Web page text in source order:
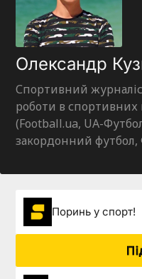
Олександр
Спортивний
роботи в спортивних
(Football.ua, UA-
закордонний футбол,
Поринь у спорт!